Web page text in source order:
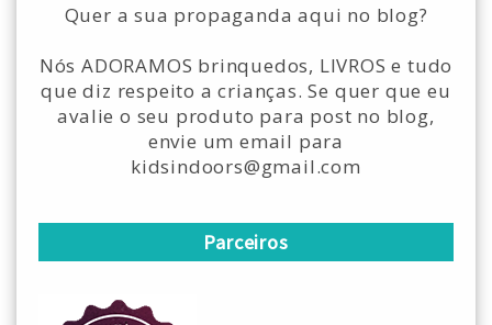
Quer a sua propaganda aqui no blog?
Nós ADORAMOS brinquedos, LIVROS e tudo
que diz respeito a crianças. Se quer que eu
avalie o seu produto para post no blog,
envie um email para
kidsindoors@gmail.com
Parceiros